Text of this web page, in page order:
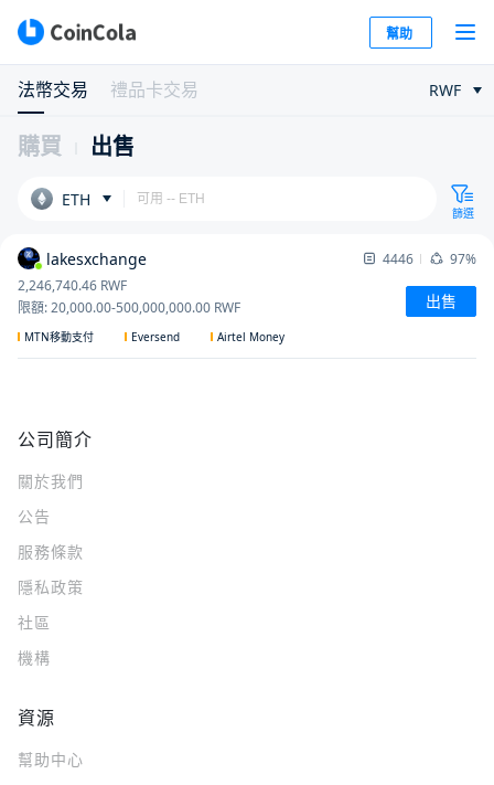
幫助
法幣交易 禮品卡交易 RWF
購買 出售
ETH
篩選
lakesxchange 4446
97%
2,246,740.46 RWF
限額:20,000.00-500,000,000.00 RWF 出售
MTN移動支付 Eversend Airtel Money
公司簡介
關於我們
公告
服務條款
隱私政策
社區
機構
資源
幫助中心